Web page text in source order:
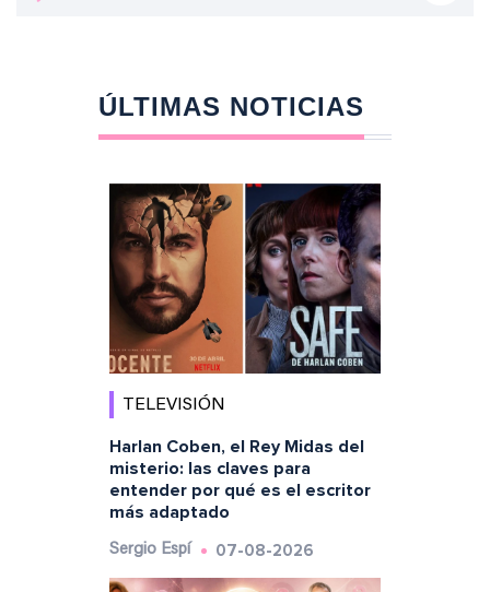
ÚLTIMAS NOTICIAS
TELEVISIÓN
Harlan Coben, el Rey Midas del
misterio: las claves para
entender por qué es el escritor
más adaptado
Sergio Espí 07-08-2026